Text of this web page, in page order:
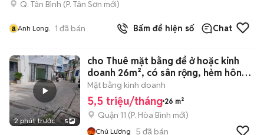
Q. Tân Bình (P. Tân Sơn mới)
a Anh Long. 1 đã bán Bấm để hiện số Chat
2 phút trước 5
cho Thuê mặt bằng để ở hoặc kinh
doanh 26m², có sân rộng, hẻm hông
6m
Mặt bằng kinh doanh
5,5 triệu/tháng 26 m²
Quận 11 (P. Hòa Bình mới)
Chú Lương 5 đã bán